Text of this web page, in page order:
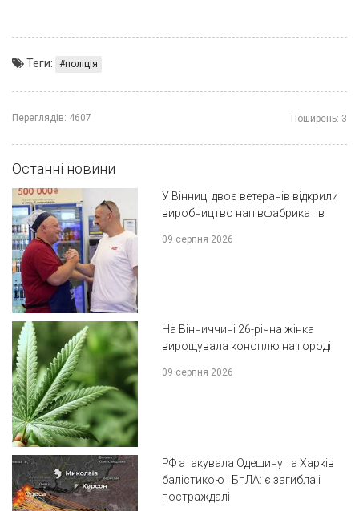
Теги: поліція
Переглядів: 4607 Поширень: 3
Останні новини
У Вінниці двоє ветеранів відкрили
виробництво напівфабрикатів
09 серпня 2026
На Вінниччині 26-річна жінка
вирощувала коноплю на городі
09 серпня 2026
РФ атакувала Одещину та Харків
балістикою і БпЛА: є загибла і
постраждалі